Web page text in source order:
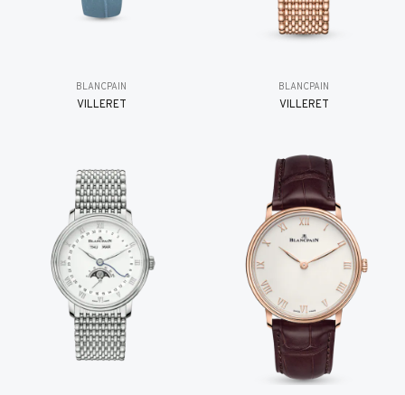
BLANCPAIN
VILLERET
BLANCPAIN
VILLERET